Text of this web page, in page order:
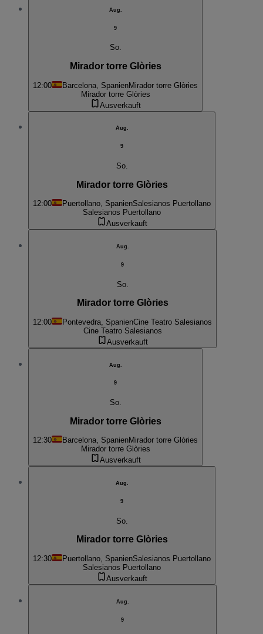
Aug.
9
So.
Mirador torre Glòries
12:00 Barcelona, SpanienMirador torre Glòries
Mirador torre Glòries
Ausverkauft
Aug.
9
So.
Mirador torre Glòries
12:00 Puertollano, SpanienSalesianos Puertollano
Salesianos Puertollano
Ausverkauft
Aug.
9
So.
Mirador torre Glòries
12:00 Pontevedra, SpanienCine Teatro Salesianos
Cine Teatro Salesianos
Ausverkauft
Aug.
9
So.
Mirador torre Glòries
12:30 Barcelona, SpanienMirador torre Glòries
Mirador torre Glòries
Ausverkauft
Aug.
9
So.
Mirador torre Glòries
12:30 Puertollano, SpanienSalesianos Puertollano
Salesianos Puertollano
Ausverkauft
Aug.
9